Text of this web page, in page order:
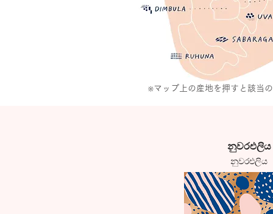
※マップ上の産地を押すと該当
​නුවරඑලිය
​නුවරඑලිය